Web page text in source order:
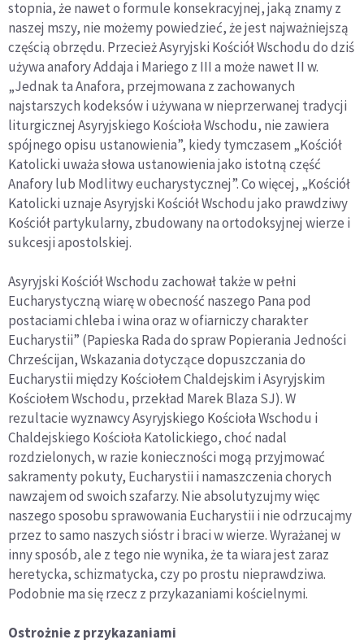
stopnia, że nawet o formule konsekracyjnej, jaką znamy z
naszej mszy, nie możemy powiedzieć, że jest najważniejszą
częścią obrzędu. Przecież Asyryjski Kościół Wschodu do dziś
używa anafory Addaja i Mariego z III a może nawet II w.
„Jednak ta Anafora, przejmowana z zachowanych
najstarszych kodeksów i używana w nieprzerwanej tradycji
liturgicznej Asyryjskiego Kościoła Wschodu, nie zawiera
spójnego opisu ustanowienia”, kiedy tymczasem „Kościół
Katolicki uważa słowa ustanowienia jako istotną część
Anafory lub Modlitwy eucharystycznej”. Co więcej, „Kościół
Katolicki uznaje Asyryjski Kościół Wschodu jako prawdziwy
Kościół partykularny, zbudowany na ortodoksyjnej wierze i
sukcesji apostolskiej.
Asyryjski Kościół Wschodu zachował także w pełni
Eucharystyczną wiarę w obecność naszego Pana pod
postaciami chleba i wina oraz w ofiarniczy charakter
Eucharystii” (Papieska Rada do spraw Popierania Jedności
Chrześcijan, Wskazania dotyczące dopuszczania do
Eucharystii między Kościołem Chaldejskim i Asyryjskim
Kościołem Wschodu, przekład Marek Blaza SJ). W
rezultacie wyznawcy Asyryjskiego Kościoła Wschodu i
Chaldejskiego Kościoła Katolickiego, choć nadal
rozdzielonych, w razie konieczności mogą przyjmować
sakramenty pokuty, Eucharystii i namaszczenia chorych
nawzajem od swoich szafarzy. Nie absolutyzujmy więc
naszego sposobu sprawowania Eucharystii i nie odrzucajmy
przez to samo naszych sióstr i braci w wierze. Wyrażanej w
inny sposób, ale z tego nie wynika, że ta wiara jest zaraz
heretycka, schizmatycka, czy po prostu nieprawdziwa.
Podobnie ma się rzecz z przykazaniami kościelnymi.
Ostrożnie z przykazaniami